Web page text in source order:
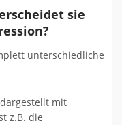
sie
unterschiedliche
mit
z.B. die